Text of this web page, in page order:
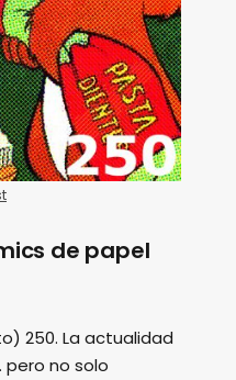
de papel
250. La actualidad
pero no solo